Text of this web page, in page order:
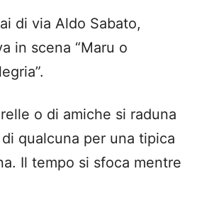
di via Aldo Sabato,
in scena “Maru o
o di amiche si raduna
qualcuna per una tipica
Il tempo si sfoca mentre